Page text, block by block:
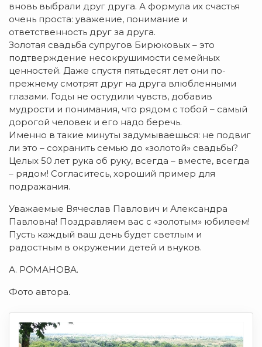
вновь выбрали друг друга. А формула их счастья
очень проста: уважение, понимание и
ответственность друг за друга.
Золотая свадьба супругов Бирюковых – это
подтверждение несокрушимости семейных
ценностей. Даже спустя пятьдесят лет они по-
прежнему смотрят друг на друга влюбленными
глазами. Годы не остудили чувств, добавив
мудрости и понимания, что рядом с тобой – самый
дорогой человек и его надо беречь.
Именно в такие минуты задумываешься: не подвиг
ли это – сохранить семью до «золотой» свадьбы?
Целых 50 лет рука об руку, всегда – вместе, всегда
– рядом! Согласитесь, хороший пример для
подражания.
Уважаемые Вячеслав Павлович и Александра
Павловна! Поздравляем вас с «золотым» юбилеем!
Пусть каждый ваш день будет светлым и
радостным в окружении детей и внуков.
А. РОМАНОВА.
Фото автора.